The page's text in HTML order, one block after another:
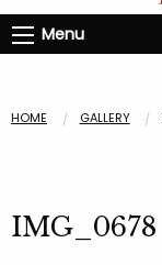
Menu
HOME GALLERY
IMG_0678